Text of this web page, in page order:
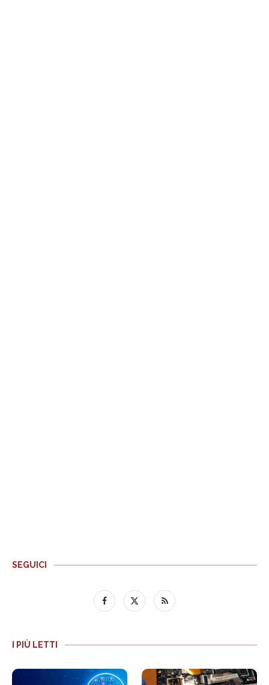
SEGUICI
I PIÙ LETTI